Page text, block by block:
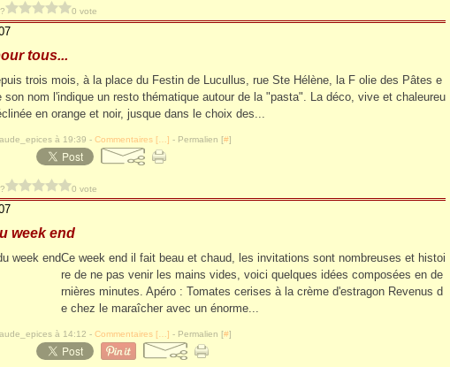
0 vote
tous...
trois mois, à la place du Festin de Lucullus, rue Ste Hélène, la F olie des Pâtes e
son nom l'indique un resto thématique autour de la "pasta". La déco, vive et chaleureu
en orange et noir, jusque dans le choix des...
à 19:39 - Commentaires [ ] - Permalien [#]
0 vote
week end
Ce week end il fait beau et chaud, les invitations sont nombreuses et histoi
re de ne pas venir les mains vides, voici quelques idées composées en de
rnières minutes. Apéro : Tomates cerises à la crème d'estragon Revenus d
e chez le maraîcher avec un énorme...
à 14:12 - Commentaires [ ] - Permalien [#]